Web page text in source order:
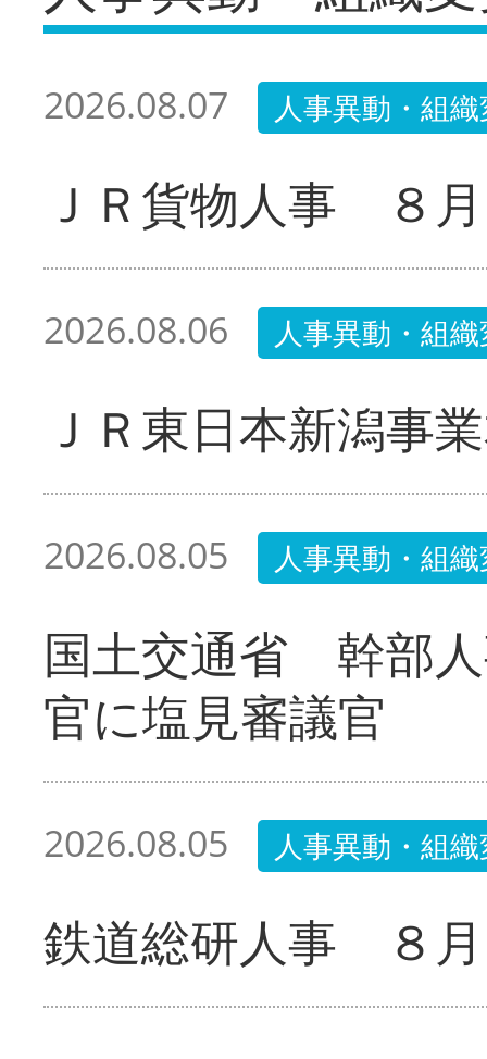
2026.08.07 人事異動・組
ＪＲ貨物人事 ８
2026.08.06 人事異動・組
ＪＲ東日本新潟事
2026.08.05 人事異動・組
国土交通省 幹部
官に塩見審議官
2026.08.05 人事異動・組
鉄道総研人事 ８